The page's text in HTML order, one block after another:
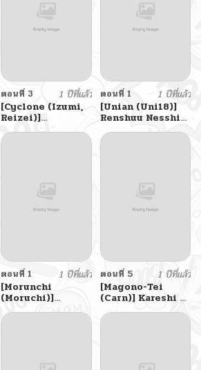
ตอนที่ 3
1 ปีที่แล้ว
[Cyclone (Izumi,
Reizei)]
Midareuchi หมดวัย
ใส
ตอนที่ 1
1 ปีที่แล้ว
[Unian (Uni18)]
Renshuu Nesshin
na Rikubu Kanojo
ga Shuuchi
ตอนที่ 1
1 ปีที่แล้ว
[Morunchi
(Moruchi)]
Netorare
~Kurokami
ตอนที่ 5
1 ปีที่แล้ว
[Magono-Tei
(Carn)] Kareshi ni
Naisho de AV…
Dechaimashita รับ